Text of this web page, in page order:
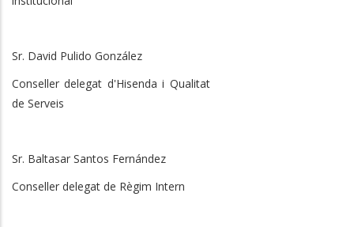
Sr. David Pulido González
Conseller delegat d'Hisenda i Qualitat
de Serveis
Sr. Baltasar Santos Fernández
Conseller delegat de Règim Intern